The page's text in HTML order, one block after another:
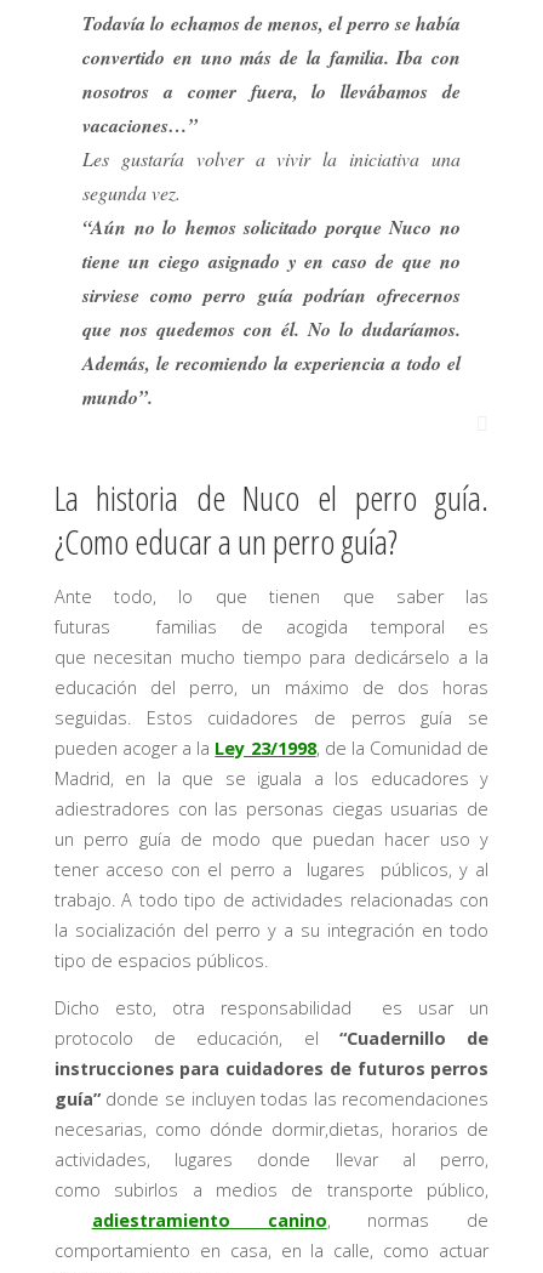
Todavía lo echamos de menos, el perro se había
convertido en uno más de la familia. Iba con
nosotros a comer fuera, lo llevábamos de
vacaciones…”
Les gustaría volver a vivir la iniciativa una
segunda vez.
“Aún no lo hemos solicitado porque Nuco no
tiene un ciego asignado y en caso de que no
sirviese como perro guía podrían ofrecernos
que nos quedemos con él. No lo dudaríamos.
Además, le recomiendo la experiencia a todo el
mundo”.
La historia de Nuco el perro guía.
¿Como educar a un perro guía?
Ante todo, lo que tienen que saber las
futuras familias de acogida temporal es
que necesitan mucho tiempo para dedicárselo a la
educación del perro, un máximo de dos horas
seguidas. Estos cuidadores de perros guía se
pueden acoger a la Ley 23/1998, de la Comunidad de
Madrid, en la que se iguala a los educadores y
adiestradores con las personas ciegas usuarias de
un perro guía de modo que puedan hacer uso y
tener acceso con el perro a lugares públicos, y al
trabajo. A todo tipo de actividades relacionadas con
la socialización del perro y a su integración en todo
tipo de espacios públicos.
Dicho esto, otra responsabilidad es usar un
protocolo de educación, el “Cuadernillo de
instrucciones para cuidadores de futuros perros
guía”donde se incluyen todas las recomendaciones
necesarias, como dónde dormir,dietas, horarios de
actividades, lugares donde llevar al perro,
como subirlos a medios de transporte público,
adiestramiento canino, normas de
comportamiento en casa, en la calle, como actuar